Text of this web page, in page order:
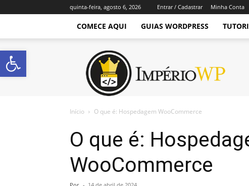
quinta-feira, agosto 6, 2026 Entrar / Cadastrar Minha Conta
COMECE AQUI GUIAS WORDPRESS
Império
WordPress
Início O que é: Hospedagem WooCommerce
O que é:
WooCommerce
Abrir a barra de ferramentas